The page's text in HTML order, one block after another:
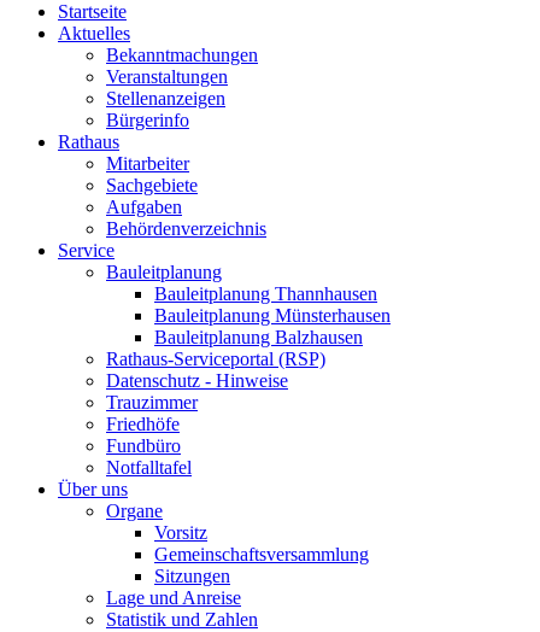
Startseite
Aktuelles
Bekanntmachungen
Veranstaltungen
Stellenanzeigen
Bürgerinfo
Rathaus
Mitarbeiter
Sachgebiete
Aufgaben
Behördenverzeichnis
Service
Bauleitplanung
Bauleitplanung Thannhausen
Bauleitplanung Münsterhausen
Bauleitplanung Balzhausen
Rathaus-Serviceportal (RSP)
Datenschutz - Hinweise
Trauzimmer
Friedhöfe
Fundbüro
Notfalltafel
Über uns
Organe
Vorsitz
Gemeinschaftsversammlung
Sitzungen
Lage und Anreise
Statistik und Zahlen